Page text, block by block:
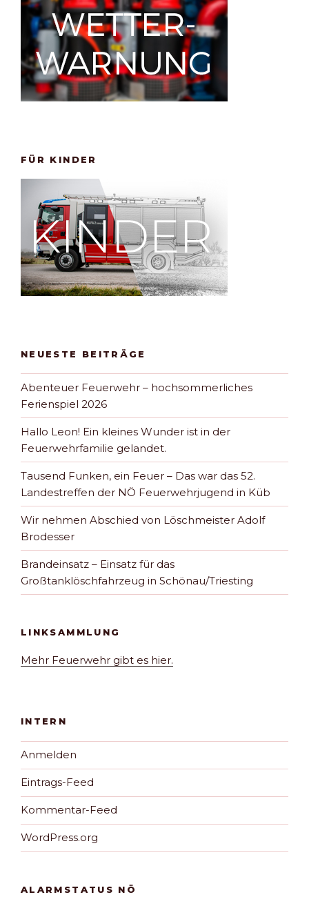
FÜR KINDER
NEUESTE BEITRÄGE
Abenteuer Feuerwehr – hochsommerliches
Ferienspiel 2026
Hallo Leon! Ein kleines Wunder ist in der
Feuerwehrfamilie gelandet.
Tausend Funken, ein Feuer – Das war das 52.
Landestreffen der NÖ Feuerwehrjugend in Küb
Wir nehmen Abschied von Löschmeister Adolf
Brodesser
Brandeinsatz – Einsatz für das
Großtanklöschfahrzeug in Schönau/Triesting
LINKSAMMLUNG
Mehr Feuerwehr gibt es hier.
INTERN
Anmelden
Eintrags-Feed
Kommentar-Feed
WordPress.org
ALARMSTATUS NÖ